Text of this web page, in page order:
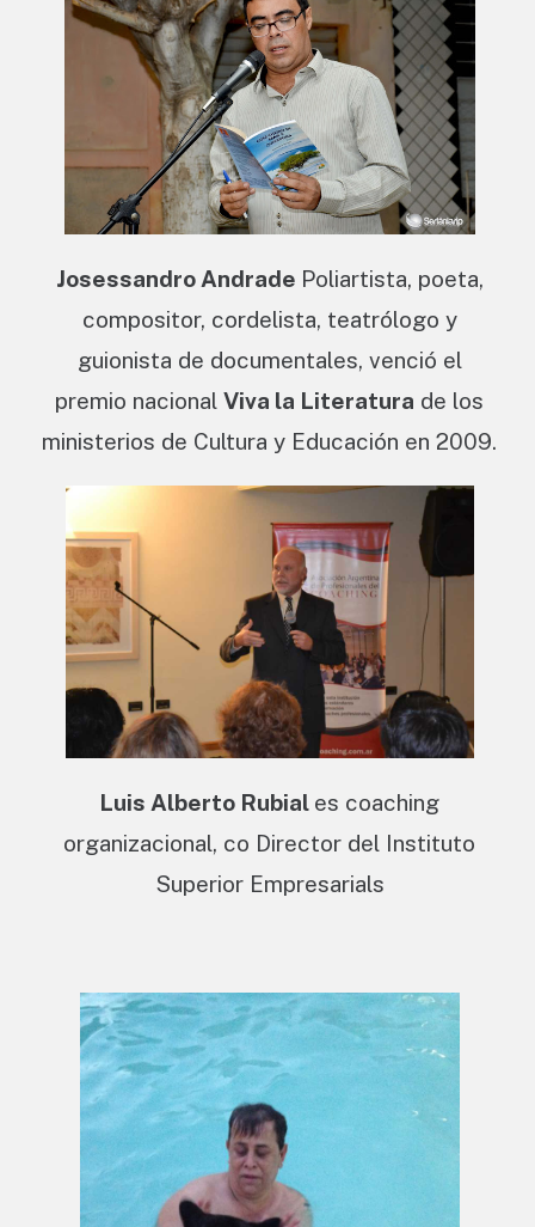
Josessandro Andrade Poliartista, poeta,
compositor, cordelista, teatrólogo y
guionista de documentales, venció el
premio nacional Viva la Literatura de los
ministerios de Cultura y Educación en 2009.
Luis Alberto Rubial es coaching
organizacional, co Director del Instituto
Superior Empresarials